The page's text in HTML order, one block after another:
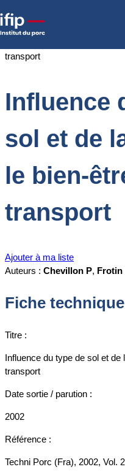
Accueil
le bien-être pendant le transport
Influence
sol et de
le bien-
transport
Ajouter à ma liste
Auteurs : Chevillon P, Frotin
Fiche technique
Titre :
Influence du type de sol et de
transport
Date sortie / parution :
2002
Référence :
Techni Porc (Fra), 2002, Vol.